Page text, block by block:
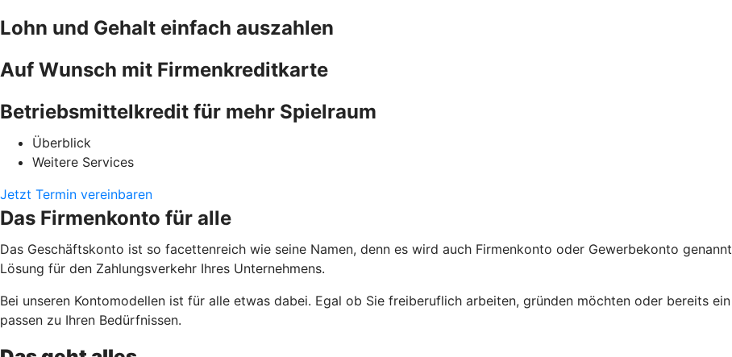
Lohn und Gehalt einfach auszahlen
Auf Wunsch mit Firmenkreditkarte
Betriebsmittelkredit für mehr Spielraum
Überblick
Weitere Services
Jetzt Termin vereinbaren
Das Firmenkonto für alle
Das Geschäftskonto ist so facettenreich wie seine Namen, denn es wird auch Firmenkonto oder Gewerbekonto
Lösung für den Zahlungsverkehr Ihres Unternehmens.
Bei unseren Kontomodellen ist für alle etwas dabei. Egal ob Sie freiberuflich arbeiten, gründen möchten oder bereits
passen zu Ihren Bedürfnissen.